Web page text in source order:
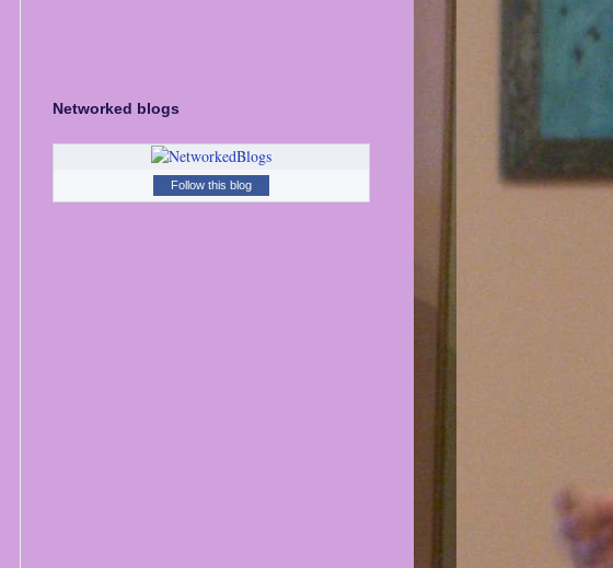
Networked blogs
Follow this blog